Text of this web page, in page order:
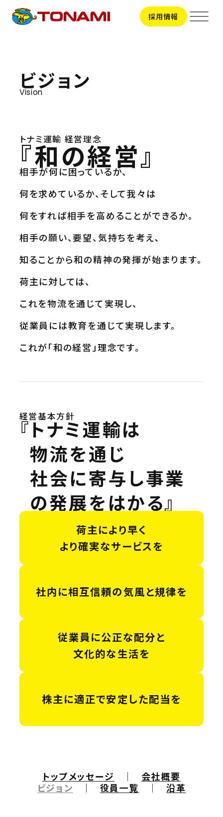
採用情報
サービス
引越事業
コンテナ輸送
国際輸送
車両整備
3PL事業
空き倉庫情報
拠点一覧TOP
関東地区
甲信越地区
東海地区
北陸地区
関西地区
中国地区
会社情報
会社情報TOP
トップメッセージ
会社概要
ビジョン
役員一覧
採用情報
新卒採用
中途採用
CSR TOP
安全
ニュース
お問い合わせ
お問い合わせ
ビジョン
Vision
トナミ運輸 経営理念
『和の経営』
相手が何に困っているか、
何を求めているか、そして我々は
何をすれば相手を高めることができるか。
相手の願い、要望、気持ちを考え､
知ることから和の精神の発揮が始まります。
荷主に対しては、
これを物流を通じて実現し、
従業員には教育を通じて実現します。
これが「和の経営」理念です。
経営基本方針
『トナミ運輸は
物流を通じ
社会に寄与し事業
の発展をはかる』
荷主により早く
より確実なサービスを
社内に相互信頼の気風と規律を
従業員に公正な配分と
文化的な生活を
株主に適正で安定した配当を
トップメッセージ
会社概要
ビジョン
役員一覧 沿革